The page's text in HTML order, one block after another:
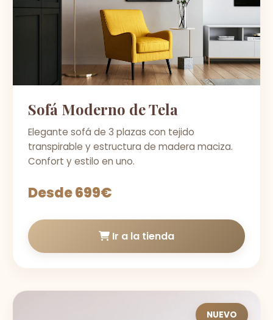
Sofá Moderno de Tela
Elegante sofá de 3 plazas con tejido
transpirable y estructura de madera maciza.
Confort y estilo en uno.
Desde 699€
Ir a la tienda
NUEVO